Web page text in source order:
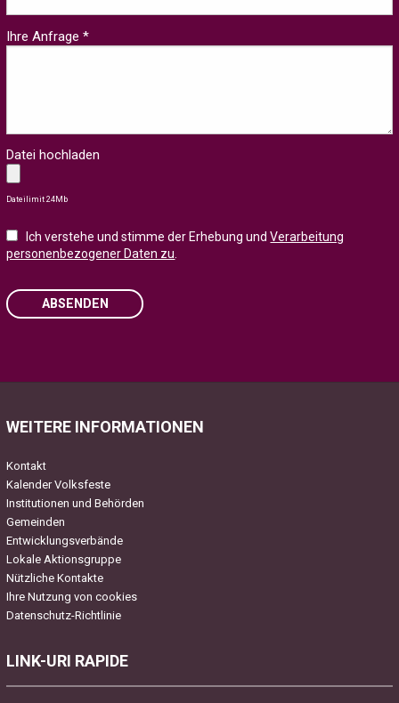
Ihre Anfrage *
Datei hochladen
Dateilimit 24Mb
Ich verstehe und stimme der Erhebung undVerarbeitung
personenbezogener Daten zu.
ABSENDEN
empty.
WEITERE INFORMATIONEN
Kontakt
Kalender Volksfeste
Institutionen und Behörden
Gemeinden
Entwicklungsverbände
Lokale Aktionsgruppe
Nützliche Kontakte
Ihre Nutzung von cookies
Datenschutz-Richtlinie
LINK-URI RAPIDE